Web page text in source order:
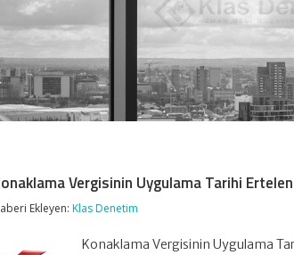
Vergisinin Uygulama Tarihi
Ekleyen:Klas Denetim
Konaklama Vergisinin Uygulama